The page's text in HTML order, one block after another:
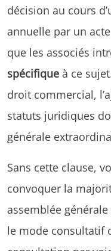
décision au cours
annuelle par un
que les associés
spécifique à ce
droit commercial,
statuts juridiques
générale
Sans cette clause,
convoquer la
assemblée
le mode consultatif